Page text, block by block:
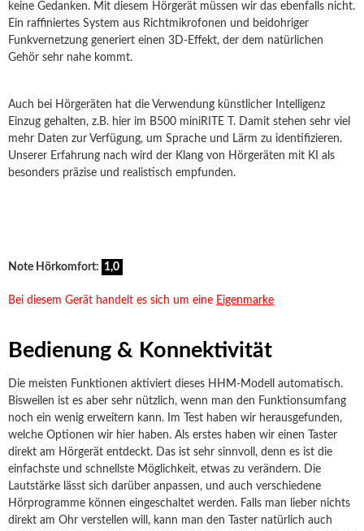
keine Gedanken. Mit diesem Hörgerät müssen wir das ebenfalls nicht.
Ein raffiniertes System aus Richtmikrofonen und beidohriger
Funkvernetzung generiert einen 3D-Effekt, der dem natürlichen
Gehör sehr nahe kommt.
Auch bei Hörgeräten hat die Verwendung künstlicher Intelligenz
Einzug gehalten, z.B. hier im B500 miniRITE T. Damit stehen sehr viel
mehr Daten zur Verfügung, um Sprache und Lärm zu identifizieren.
Unserer Erfahrung nach wird der Klang von Hörgeräten mit KI als
besonders präzise und realistisch empfunden.
Note Hörkomfort: 1,0
Bei diesem Gerät handelt es sich um eine Eigenmarke
Bedienung & Konnektivität
Die meisten Funktionen aktiviert dieses HHM-Modell automatisch.
Bisweilen ist es aber sehr nützlich, wenn man den Funktionsumfang
noch ein wenig erweitern kann. Im Test haben wir herausgefunden,
welche Optionen wir hier haben. Als erstes haben wir einen Taster
direkt am Hörgerät entdeckt. Das ist sehr sinnvoll, denn es ist die
einfachste und schnellste Möglichkeit, etwas zu verändern. Die
Lautstärke lässt sich darüber anpassen, und auch verschiedene
Hörprogramme können eingeschaltet werden. Falls man lieber nichts
direkt am Ohr verstellen will, kann man den Taster natürlich auch